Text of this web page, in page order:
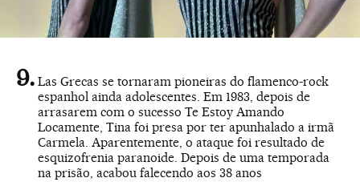
Las Grecas se tornaram pioneiras do flamenco-rock
espanhol ainda adolescentes. Em 1983, depois de
arrasarem com o sucesso Te Estoy Amando
Locamente, Tina foi presa por ter apunhalado a irmã
Carmela. Aparentemente, o ataque foi resultado de
esquizofrenia paranoide. Depois de uma temporada
na prisão, acabou falecendo aos 38 anos